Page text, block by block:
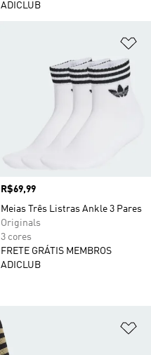
ADICLUB
Preço
R$69,99
Meias Três Listras Ankle 3 Pares
Originals
3 cores
FRETE GRÁTIS MEMBROS
ADICLUB